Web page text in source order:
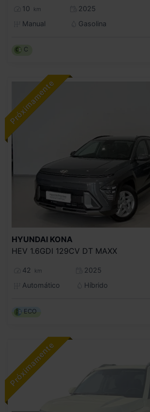
10 km
2025
Manual
Gasolina
C
HYUNDAI KONA
HEV 1.6GDI 129CV DT MAXX
42 km
2025
Automático
Híbrido
ECO